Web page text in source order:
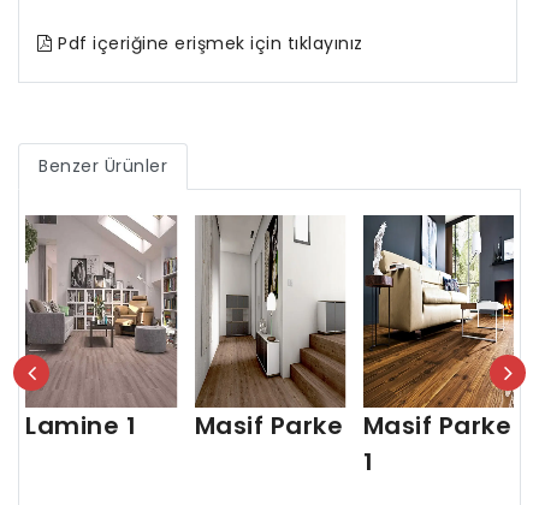
Pdf içeriğine erişmek için tıklayınız
Benzer Ürünler
Lamine 1 Masif Parke
Masif Parke
1